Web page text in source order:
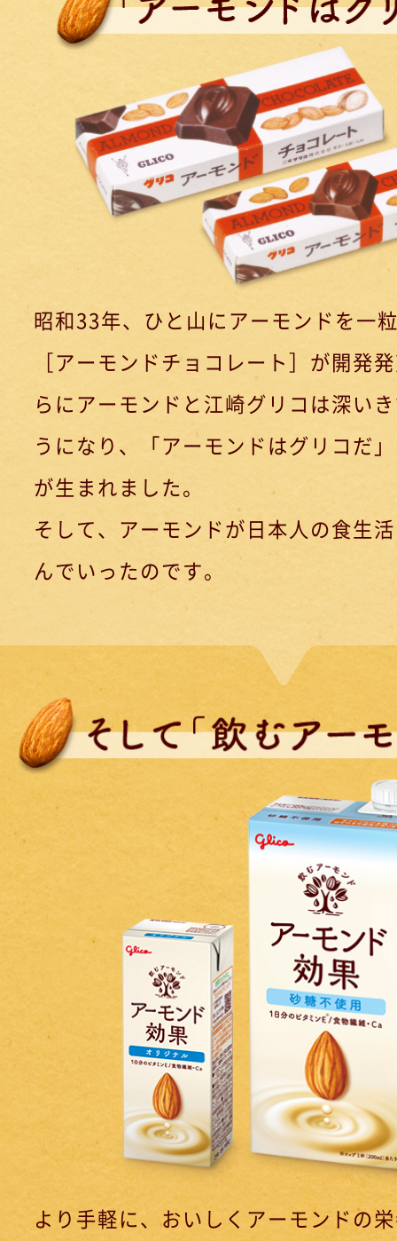
昭和33年、ひと山にアーモンドを一
［アーモンドチョコレート］が開発
らにアーモンドと江崎グリコは深い
うになり、「アーモンドはグリコだ
が生まれました。
そして、アーモンドが日本人の食生
んでいったのです。
より手軽に、おいしくアーモンドの